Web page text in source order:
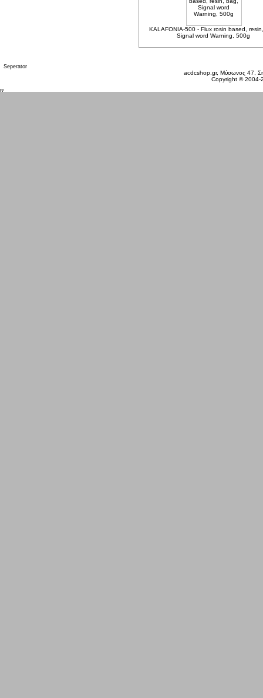
KALAFONIA-500 - Flux rosin based,
Signal word Warning, 500g
acdcshop.gr, Μύσωνος 47,
Copyright ©